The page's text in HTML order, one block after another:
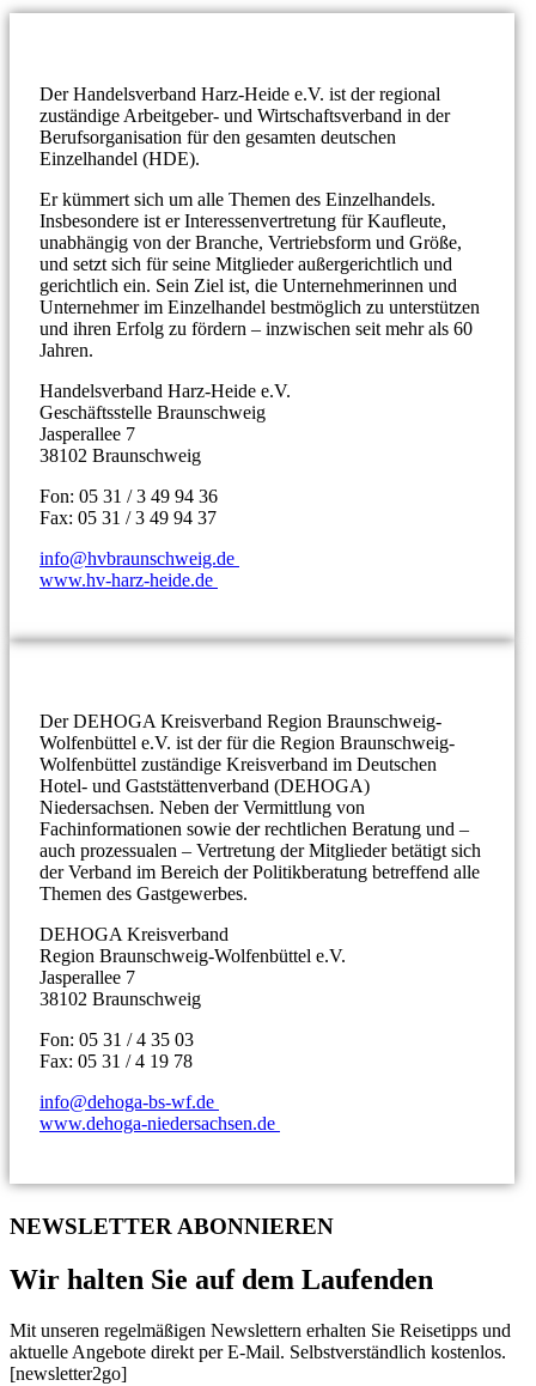
Der Handelsverband Harz-Heide e.V. ist der regional
zuständige Arbeitgeber- und Wirtschaftsverband in der
Berufsorganisation für den gesamten deutschen
Einzelhandel (HDE).
Er kümmert sich um alle Themen des Einzelhandels.
Insbesondere ist er Interessenvertretung für Kaufleute,
unabhängig von der Branche, Vertriebsform und Größe,
und setzt sich für seine Mitglieder außergerichtlich und
gerichtlich ein. Sein Ziel ist, die Unternehmerinnen und
Unternehmer im Einzelhandel bestmöglich zu unterstützen
und ihren Erfolg zu fördern – inzwischen seit mehr als 60
Jahren.
Handelsverband Harz-Heide e.V.
Geschäftsstelle Braunschweig
Jasperallee 7
38102 Braunschweig
Fon: 05 31 / 3 49 94 36
Fax: 05 31 / 3 49 94 37
info@hvbraunschweig.de
www.hv-harz-heide.de
Der DEHOGA Kreisverband Region Braunschweig-
Wolfenbüttel e.V. ist der für die Region Braunschweig-
Wolfenbüttel zuständige Kreisverband im Deutschen
Hotel- und Gaststättenverband (DEHOGA)
Niedersachsen. Neben der Vermittlung von
Fachinformationen sowie der rechtlichen Beratung und –
auch prozessualen – Vertretung der Mitglieder betätigt sich
der Verband im Bereich der Politikberatung betreffend alle
Themen des Gastgewerbes.
DEHOGA Kreisverband
Region Braunschweig-Wolfenbüttel e.V.
Jasperallee 7
38102 Braunschweig
Fon: 05 31 / 4 35 03
Fax: 05 31 / 4 19 78
info@dehoga-bs-wf.de
www.dehoga-niedersachsen.de
NEWSLETTER ABONNIEREN
Wir halten Sie auf dem Laufenden
Mit unseren regelmäßigen Newslettern erhalten Sie Reisetipps und
aktuelle Angebote direkt per E-Mail. Selbstverständlich kostenlos.
[newsletter2go]